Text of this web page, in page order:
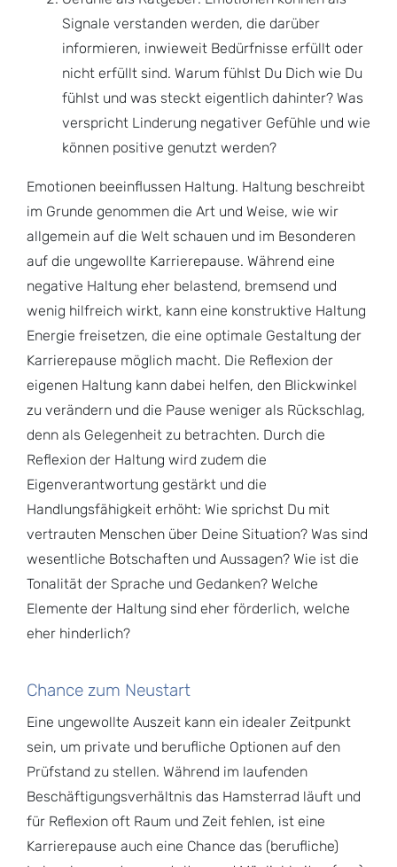
Signale verstanden werden, die darüber
informieren, inwieweit Bedürfnisse erfüllt oder
nicht erfüllt sind. Warum fühlst Du Dich wie Du
fühlst und was steckt eigentlich dahinter? Was
verspricht Linderung negativer Gefühle und wie
können positive genutzt werden?
Emotionen beeinflussen Haltung. Haltung beschreibt
im Grunde genommen die Art und Weise, wie wir
allgemein auf die Welt schauen und im Besonderen
auf die ungewollte Karrierepause. Während eine
negative Haltung eher belastend, bremsend und
wenig hilfreich wirkt, kann eine konstruktive Haltung
Energie freisetzen, die eine optimale Gestaltung der
Karrierepause möglich macht. Die Reflexion der
eigenen Haltung kann dabei helfen, den Blickwinkel
zu verändern und die Pause weniger als Rückschlag,
denn als Gelegenheit zu betrachten. Durch die
Reflexion der Haltung wird zudem die
Eigenverantwortung gestärkt und die
Handlungsfähigkeit erhöht: Wie sprichst Du mit
vertrauten Menschen über Deine Situation? Was sind
wesentliche Botschaften und Aussagen? Wie ist die
Tonalität der Sprache und Gedanken? Welche
Elemente der Haltung sind eher förderlich, welche
eher hinderlich?
Chance zum Neustart
Eine ungewollte Auszeit kann ein idealer Zeitpunkt
sein, um private und berufliche Optionen auf den
Prüfstand zu stellen. Während im laufenden
Beschäftigungsverhältnis das Hamsterrad läuft und
für Reflexion oft Raum und Zeit fehlen, ist eine
Karrierepause auch eine Chance das (berufliche)